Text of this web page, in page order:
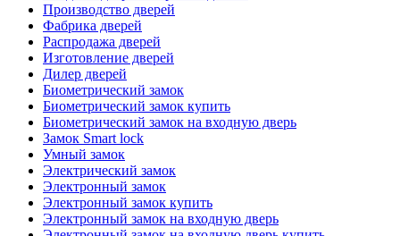
Производство дверей
Фабрика дверей
Распродажа дверей
Изготовление дверей
Дилер дверей
Биометрический замок
Биометрический замок купить
Биометрический замок на входную дверь
Замок Smart lock
Умный замок
Электрический замок
Электронный замок
Электронный замок купить
Электронный замок на входную дверь